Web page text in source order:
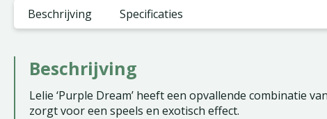
Beschrijving Specificaties
Beschrijving
Lelie ‘Purple Dream’ heeft een opvallende combinatie
zorgt voor een speels en exotisch effect.